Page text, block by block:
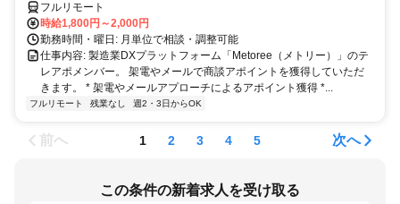
フルリモート
時給1,800円～2,000円
勤務時間・曜日: 月単位で相談・調整可能
仕事内容: 製造業DXプラットフォーム「Metoree（メトリー）」のテ
レアポメンバー。 架電やメールで商談アポイントを獲得していただ
きます。 * 架電やメールアプローチによるアポイント獲得 *...
フルリモート 残業なし 週2・3日からOK
前へ 1 2 3 4 5 次へ
この条件の新着求人を受け取る